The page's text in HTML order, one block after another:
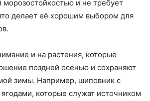
морозостойкостью и не требует
делает её хорошим выбором для
и на растения, которые
поздней осенью и сохраняют
зимы. Например, шиповник с
которые служат источником